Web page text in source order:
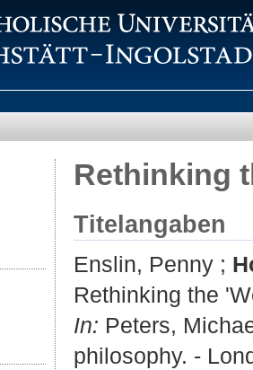
Rethinking
Titelangaben
Enslin, Penny ;
Rethinking the
In: Peters,
philosophy. -